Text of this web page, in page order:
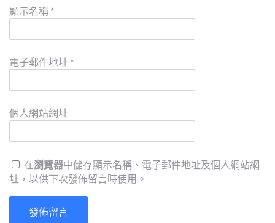
顯示名稱 *
電子郵件地址 *
個人網站網址
在瀏覽器中儲存顯示名稱、電子郵件地址及個人網站網
址，以供下次發佈留言時使用。